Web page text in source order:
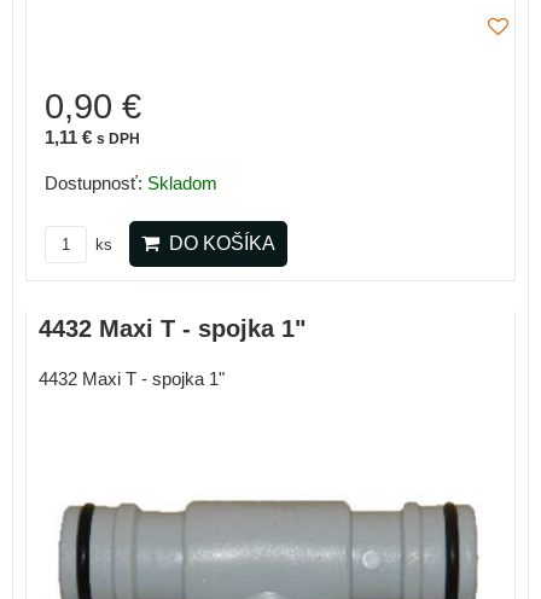
0,90 €
1,11 € s DPH
Dostupnosť: Skladom
ks DO KOŠÍKA
4432 Maxi T - spojka 1"
4432 Maxi T - spojka 1"